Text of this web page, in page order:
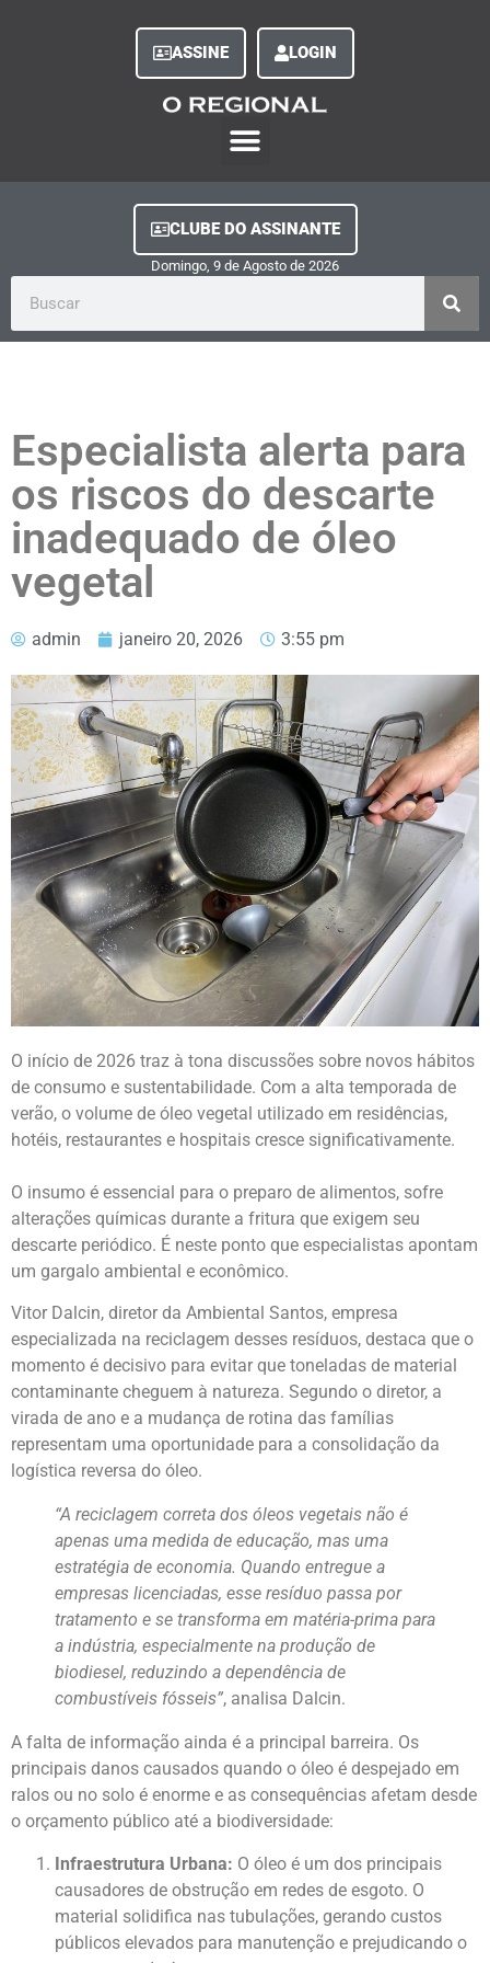
ASSINE LOGIN
CLUBE DO ASSINANTE
Domingo, 9 de Agosto de 2026
Especialista alerta para
os riscos do descarte
inadequado de óleo
vegetal
admin janeiro 20, 2026 3:55 pm
O início de 2026 traz à tona discussões sobre novos hábitos
de consumo e sustentabilidade. Com a alta temporada de
verão, o volume de óleo vegetal utilizado em residências,
hotéis, restaurantes e hospitais cresce significativamente.
O insumo é essencial para o preparo de alimentos, sofre
alterações químicas durante a fritura que exigem seu
descarte periódico. É neste ponto que especialistas apontam
um gargalo ambiental e econômico.
Vitor Dalcin, diretor da Ambiental Santos, empresa
especializada na reciclagem desses resíduos, destaca que o
momento é decisivo para evitar que toneladas de material
contaminante cheguem à natureza. Segundo o diretor, a
virada de ano e a mudança de rotina das famílias
representam uma oportunidade para a consolidação da
logística reversa do óleo.
“A reciclagem correta dos óleos vegetais não é
apenas uma medida de educação, mas uma
estratégia de economia. Quando entregue a
empresas licenciadas, esse resíduo passa por
tratamento e se transforma em matéria-prima para
a indústria, especialmente na produção de
biodiesel, reduzindo a dependência de
combustíveis fósseis”, analisa Dalcin.
A falta de informação ainda é a principal barreira. Os
principais danos causados quando o óleo é despejado em
ralos ou no solo é enorme e as consequências afetam desde
o orçamento público até a biodiversidade:
Infraestrutura Urbana: O óleo é um dos principais
causadores de obstrução em redes de esgoto. O
material solidifica nas tubulações, gerando custos
públicos elevados para manutenção e prejudicando o